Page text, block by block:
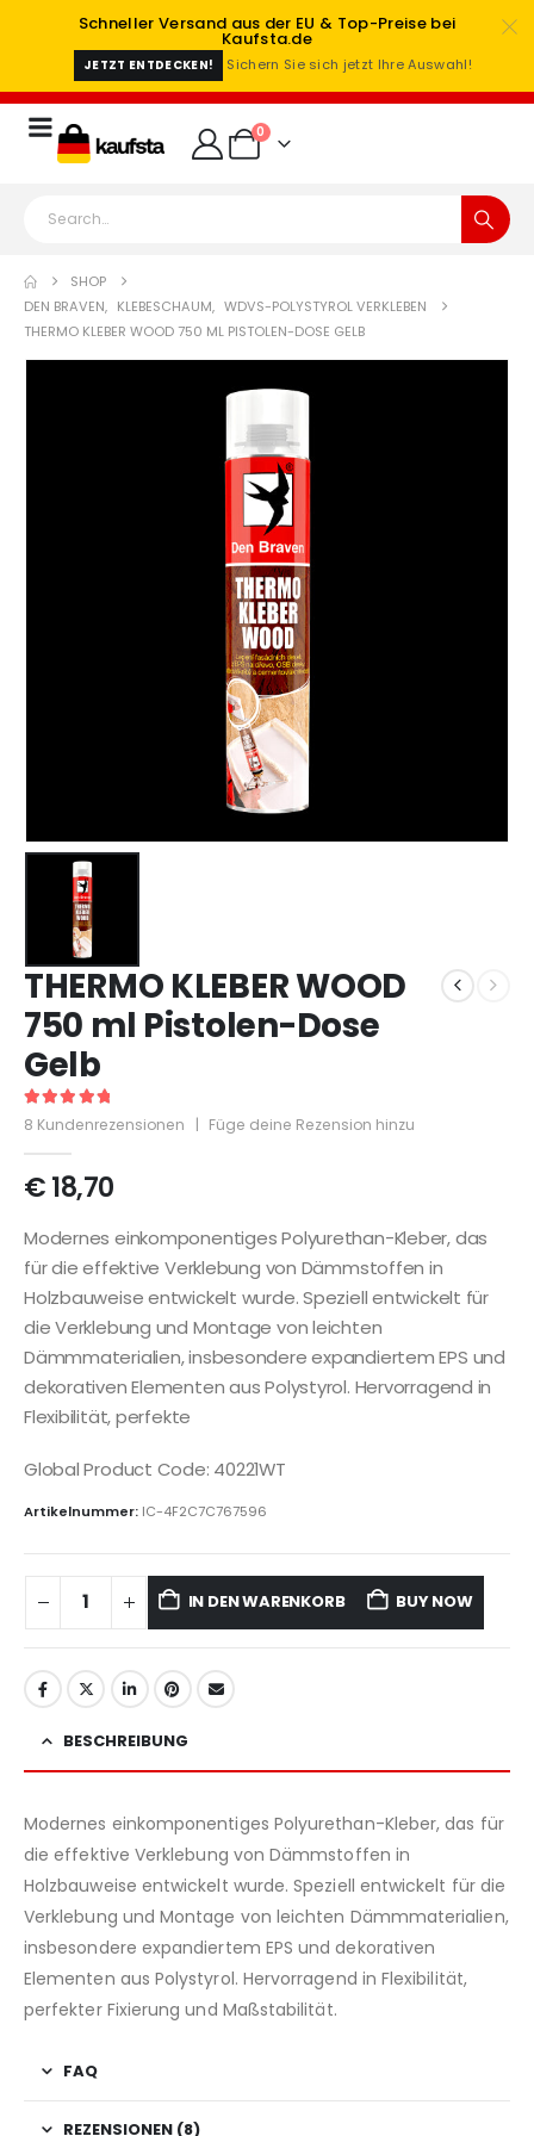
Schneller Versand aus der EU & Top-Preise bei
Kaufsta.de
JETZT ENTDECKEN! Sichern Sie sich jetzt Ihre Auswahl!
0
SHOP
DEN BRAVEN, KLEBESCHAUM, WDVS-POLYSTYROL VERKLEBEN
THERMO KLEBER WOOD 750 ML PISTOLEN-DOSE GELB
THERMO KLEBER WOOD
750 ml Pistolen-Dose
Gelb
5 out of 5
8 Kundenrezensionen | Füge deine Rezension hinzu
€18,70
Modernes einkomponentiges Polyurethan-Kleber, das
für die effektive Verklebung von Dämmstoffen in
Holzbauweise entwickelt wurde. Speziell entwickelt für
die Verklebung und Montage von leichten
Dämmmaterialien, insbesondere expandiertem EPS und
dekorativen Elementen aus Polystyrol. Hervorragend in
Flexibilität, perfekte
Global Product Code: 40221WT
Artikelnummer: IC-4F2C7C767596
IN DEN WARENKORB BUY NOW
BESCHREIBUNG
Modernes einkomponentiges Polyurethan-Kleber, das für
die effektive Verklebung von Dämmstoffen in
Holzbauweise entwickelt wurde. Speziell entwickelt für die
Verklebung und Montage von leichten Dämmmaterialien,
insbesondere expandiertem EPS und dekorativen
Elementen aus Polystyrol. Hervorragend in Flexibilität,
perfekter Fixierung und Maßstabilität.
FAQ
REZENSIONEN (8)